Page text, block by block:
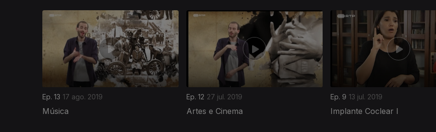
Ep. 13 17 ago. 2019
Música
Ep. 12 27 jul. 2019
Artes e Cinema
Ep. 9 13 jul. 2019
Implante Coclear I